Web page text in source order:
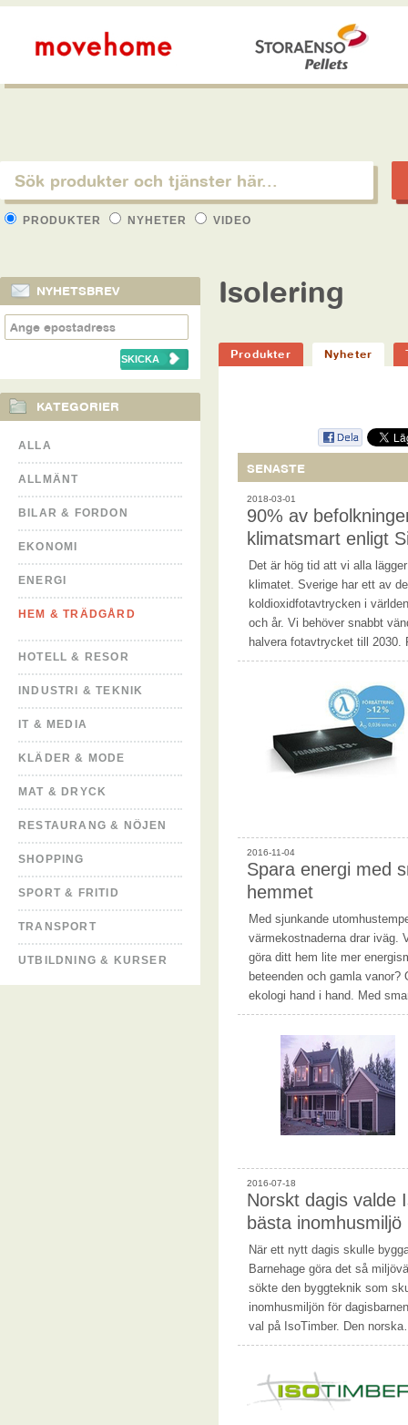
PRODUKTER NYHETER VIDEO
NYHETSBREV
KATEGORIER
ALLA
ALLMÄNT
BILAR & FORDON
EKONOMI
ENERGI
HEM & TRÄDGÅRD
HOTELL & RESOR
INDUSTRI & TEKNIK
IT & MEDIA
KLÄDER & MODE
MAT & DRYCK
RESTAURANG & NÖJEN
SHOPPING
SPORT & FRITID
TRANSPORT
UTBILDNING & KURSER
Isolering
Produkter Nyheter
SENASTE
2018-03-01
90% av
klimatsmart enligt
Det är hög tid att vi alla
klimatet. Sverige har ett av
koldioxidfotavtrycken i
och år. Vi behöver snabbt
halvera fotavtrycket till
2016-11-04
Spara energi med
hemmet
Med sjunkande
värmekostnaderna drar iväg.
göra ditt hem lite mer
beteenden och gamla vanor?
ekologi hand i hand. Med
2016-07-18
Norskt dagis valde
bästa inomhusmiljö
När ett nytt dagis skulle
Barnehage göra det så
sökte den byggteknik som
inomhusmiljön för
val på IsoTimber. Den